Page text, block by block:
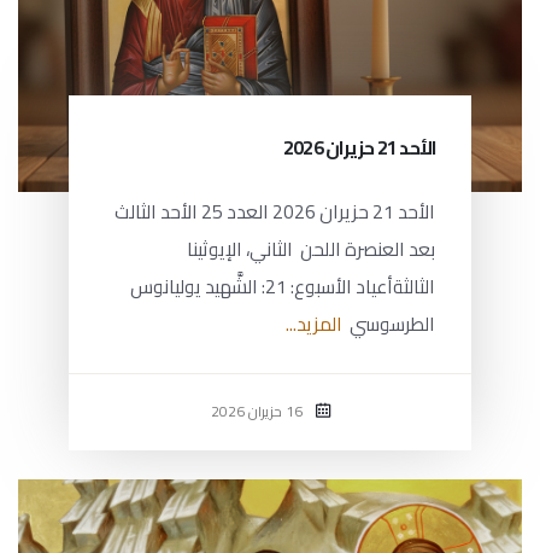
الأحد 21 حزيران 2026
الأحد 21 حزيران 2026 العدد 25 الأحد الثالث
بعد العنصرة اللحن الثاني، الإيوثينا
الثالثةأعياد الأسبوع: 21: الشَّهيد يوليانوس
الطرسوسي المزيد...
16 حزيران 2026